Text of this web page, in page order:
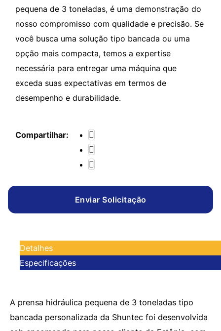
pequena de 3 toneladas, é uma demonstração do
nosso compromisso com qualidade e precisão. Se
você busca uma solução tipo bancada ou uma
opção mais compacta, temos a expertise
necessária para entregar uma máquina que
exceda suas expectativas em termos de
desempenho e durabilidade.
Compartilhar:
Enviar Solicitação
Detalhes
Especificações
A prensa hidráulica pequena de 3 toneladas tipo
bancada personalizada da Shuntec foi desenvolvida